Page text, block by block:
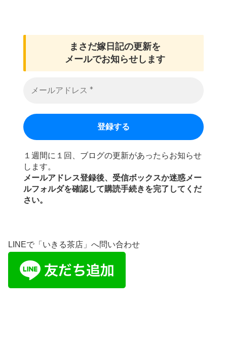
まさだ嫁日記の更新を
メールでお知らせします
１週間に１回、ブログの更新があったらお知らせ
します。
メールアドレス登録後、受信ボックスか迷惑メー
ルフォルダを確認して購読手続きを完了してくだ
さい。
LINEで「いきる茶店」へ問い合わせ